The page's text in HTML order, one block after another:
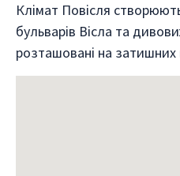
Клімат Повісля
бульварів Вісла та
розташовані на затишних